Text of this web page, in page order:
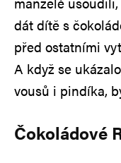
dát dítě s
před ostatními
A když se
vousů i pindíka,
Čokoládové